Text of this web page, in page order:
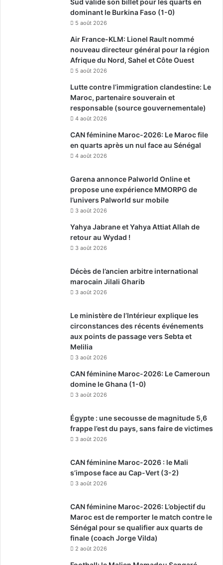
Sud valide son billet pour les quarts en
dominant le Burkina Faso (1-0)
5 août 2026
Air France-KLM: Lionel Rault nommé
nouveau directeur général pour la région
Afrique du Nord, Sahel et Côte Ouest
5 août 2026
Lutte contre l’immigration clandestine: Le
Maroc, partenaire souverain et
responsable (source gouvernementale)
4 août 2026
CAN féminine Maroc-2026: Le Maroc file
en quarts après un nul face au Sénégal
4 août 2026
Garena annonce Palworld Online et
propose une expérience MMORPG de
l’univers Palworld sur mobile
3 août 2026
Yahya Jabrane et Yahya Attiat Allah de
retour au Wydad !
3 août 2026
Décès de l’ancien arbitre international
marocain Jilali Gharib
3 août 2026
Le ministère de l’Intérieur explique les
circonstances des récents événements
aux points de passage vers Sebta et
Melilia
3 août 2026
CAN féminine Maroc-2026: Le Cameroun
domine le Ghana (1-0)
3 août 2026
Égypte : une secousse de magnitude 5,6
frappe l’est du pays, sans faire de victimes
3 août 2026
CAN féminine Maroc-2026 : le Mali
s’impose face au Cap-Vert (3-2)
3 août 2026
CAN féminine Maroc-2026: L’objectif du
Maroc est de remporter le match contre le
Sénégal pour se qualifier aux quarts de
finale (coach Jorge Vilda)
2 août 2026